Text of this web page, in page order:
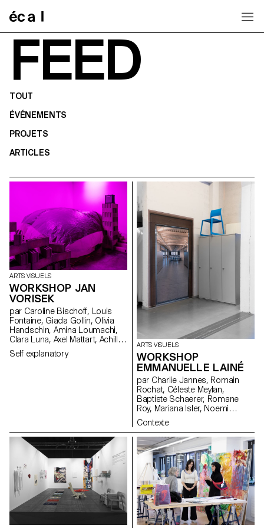
FEED
TOUT
ÉVÉNEMENTS
PROJETS
ARTICLES
ARTS VISUELS
WORKSHOP JAN
VORISEK
par Caroline Bischoff, Louis
Fontaine, Giada Gollin, Olivia
Handschin, Amina Loumachi,
Clara Luna, Axel Mattart, Achille
Meier, Charlie Schär, Jamie
Soria, Nayla Younes, Mayalène
Self explanatory
ARTS VISUELS
WORKSHOP
EMMANUELLE LAINÉ
par Charlie Jannes, Romain
Rochat, Céleste Meylan,
Baptiste Schaerer, Romane
Roy, Mariana Isler, Noemi
Leneman, Anna Kawahara, Tom
Grbic, Julie Wuhrmann
Contexte